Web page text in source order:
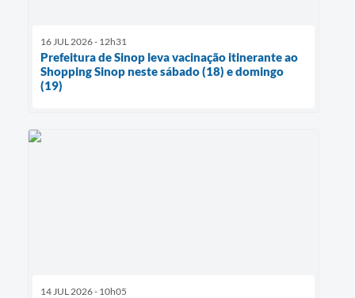
16 JUL 2026 - 12h31
Prefeitura de Sinop leva vacinação itinerante ao
Shopping Sinop neste sábado (18) e domingo
(19)
14 JUL 2026 - 10h05